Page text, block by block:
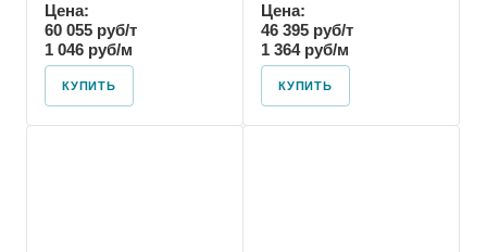
Цена:
60 055 руб/т
1 046 руб/м
КУПИТЬ
Цена:
46 395 руб/т
1 364 руб/м
КУПИТЬ